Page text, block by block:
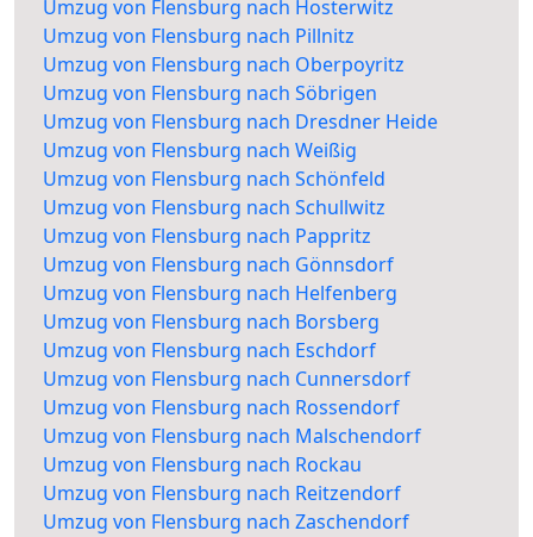
Umzug von Flensburg nach Hosterwitz
Umzug von Flensburg nach Pillnitz
Umzug von Flensburg nach Oberpoyritz
Umzug von Flensburg nach Söbrigen
Umzug von Flensburg nach Dresdner Heide
Umzug von Flensburg nach Weißig
Umzug von Flensburg nach Schönfeld
Umzug von Flensburg nach Schullwitz
Umzug von Flensburg nach Pappritz
Umzug von Flensburg nach Gönnsdorf
Umzug von Flensburg nach Helfenberg
Umzug von Flensburg nach Borsberg
Umzug von Flensburg nach Eschdorf
Umzug von Flensburg nach Cunnersdorf
Umzug von Flensburg nach Rossendorf
Umzug von Flensburg nach Malschendorf
Umzug von Flensburg nach Rockau
Umzug von Flensburg nach Reitzendorf
Umzug von Flensburg nach Zaschendorf